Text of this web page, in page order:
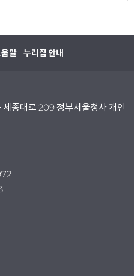
말 누리집 안내
종대로 209 정부서울청사 개인